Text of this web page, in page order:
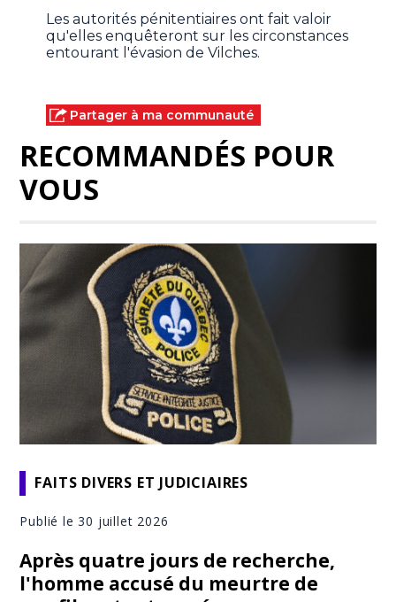
Les autorités pénitentiaires ont fait valoir
qu'elles enquêteront sur les circonstances
entourant l'évasion de Vilches.
Partager à ma communauté
RECOMMANDÉS POUR
VOUS
FAITS DIVERS ET JUDICIAIRES
Publié le 30 juillet 2026
Après quatre jours de recherche,
l'homme accusé du meurtre de